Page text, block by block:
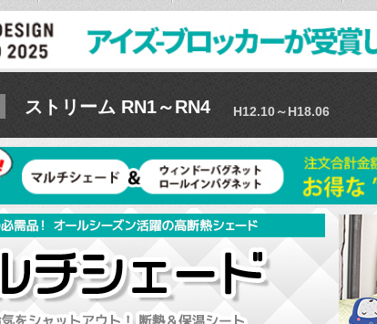
ストリーム RN1～RN4 H12.10～H18.06